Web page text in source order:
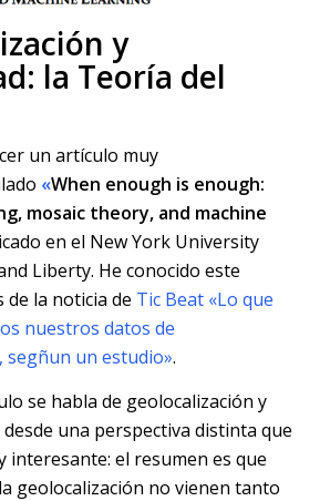
y
la Teoría del
un artículo muy
«When enough is enough:
mosaic theory, and machine
en el New York University
Liberty. He conocido este
la noticia de Tic Beat «Lo que
nuestros datos de
segñun un estudio».
se habla de geolocalización y
una perspectiva distinta que
interesante: el resumen es que
geolocalización no vienen tanto